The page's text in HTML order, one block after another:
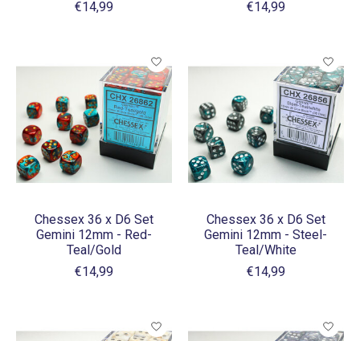
€14,99 €14,99
Chessex 36 x D6 Set
Gemini 12mm - Red-
Teal/Gold
€14,99
Chessex 36 x D6 Set
Gemini 12mm - Steel-
Teal/White
€14,99